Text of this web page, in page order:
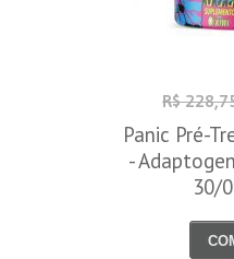
R$
Panic Pré-
-
30/